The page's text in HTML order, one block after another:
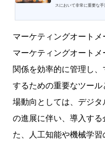
スにおいて非常に重要な
性から、多くの企業がマ
り、より深い顧客関係を構
ーケティングとは何かメ
マーケティングオート
マーケティングオート
関係を効率的に管理し
するための重要なツー
場動向としては、デジ
の進展に伴い、導入する
た、人工知能や機械学